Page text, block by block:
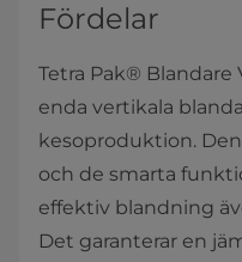
Fördelar
Tetra Pak® Blandare
enda vertikala
kesoproduktion.
och de smarta
effektiv blandning
Det garanterar en